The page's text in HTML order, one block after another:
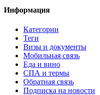
Информация
Категории
Теги
Визы и документы
Мобильная связь
Еда и вино
СПА и термы
Обратная связь
Подписка на новости